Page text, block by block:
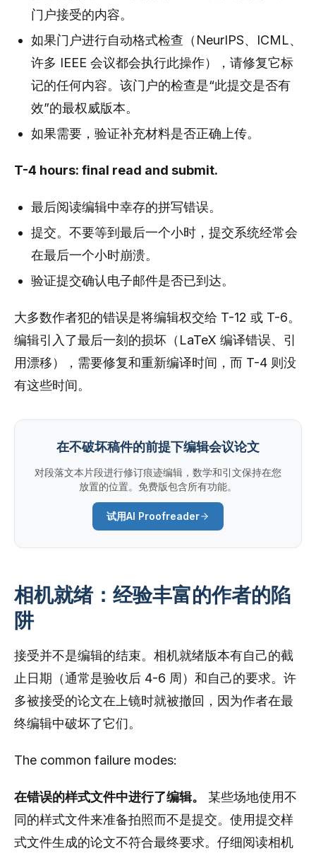
门户接受的内容。
如果门户进行自动格式检查（NeurIPS、ICML、
许多 IEEE 会议都会执行此操作），请修复它标
记的任何内容。该门户的检查是“此提交是否有
效”的最权威版本。
如果需要，验证补充材料是否正确上传。
T-4 hours: final read and submit.
最后阅读编辑中幸存的拼写错误。
提交。不要等到最后一个小时，提交系统经常会
在最后一个小时崩溃。
验证提交确认电子邮件是否已到达。
大多数作者犯的错误是将编辑权交给 T-12 或 T-6。
编辑引入了最后一刻的损坏（LaTeX 编译错误、引
用漂移），需要修复和重新编译时间，而 T-4 则没
有这些时间。
在不破坏稿件的前提下编辑会议论文
对段落文本片段进行修订痕迹编辑，数学和引文保持在您
放置的位置。免费版包含所有功能。
试用AI Proofreader
相机就绪：经验丰富的作者的陷
阱
接受并不是编辑的结束。相机就绪版本有自己的截
止日期（通常是验收后 4-6 周）和自己的要求。许
多被接受的论文在上镜时就被撤回，因为作者在最
终编辑中破坏了它们。
The common failure modes:
在错误的样式文件中进行了编辑。
某些场地使用不
同的样式文件来准备拍照而不是提交。使用提交样
式文件生成的论文不符合最终要求。仔细阅读相机